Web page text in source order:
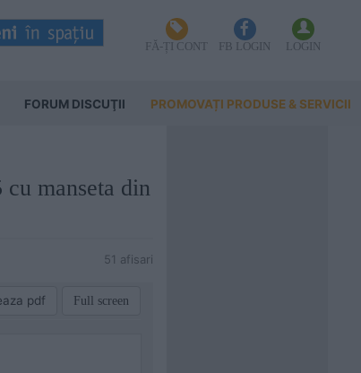
FĂ-ȚI CONT FB LOGIN LOGIN
FORUM DISCUŢII PROMOVAȚI PRODUSE & SERVICII
manseta din
51 afisari
pdf Full screen